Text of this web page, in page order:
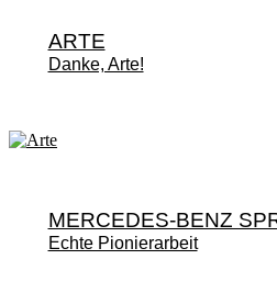
ARTE
Danke, Arte!
MERCEDES-BENZ
Echte Pionierarbeit